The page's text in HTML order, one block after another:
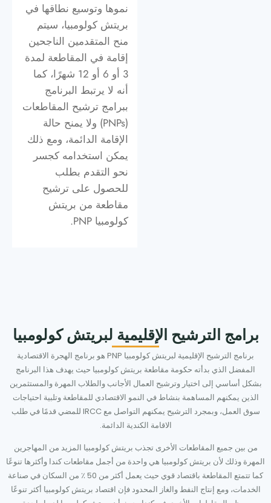
نموها وتوسيع نطاقها في
بريتش كولومبيا، سيتم
منح المتقدمين الناجحين
إقامة في المقاطعة لمدة
3 أو 6 أو 12 شهرًا، كما
أنه لا يرتبط البرنامج
ببرامج ترشيح المقاطعات
(PNPs) ولا يمنح حالة
الإقامة الدائمة، ومع ذلك
يمكن استخدامه كجسر
نحو التقدم بطلب
للحصول على ترشيح
مقاطعة من بريتش
كولومبيا PNP.
برامج الترشيح الإقليمية لبريتش كولومبيا
برنامج الترشيح الإقليمية لبريتش كولومبيا PNP هو برنامج الهجرة الاقتصادية
المفضل الذي بدأته حكومة مقاطعة بريتش كولومبيا حيث يهدف هذا البرنامج
بشكل أساسي إلى اختيار وترشيح العمال الأجانب والطلاب المهرة والمستثمرين
الذين يمكنهم المساهمة بنشاط في النمو الاقتصادي للمقاطعة وتلبية احتياجات
سوق العمل، وبمجرد الترشيح يمكنهم التواصل مع IRCC للمضي قدمًا في طلب
الاقامة الكندية الدائمة.
من بين جميع المقاطعات الأخرى تجذب بريتش كولومبيا المزيد من المهاجرين
المهرة وذلك لأن بريتش كولومبيا هي واحدة من أجمل مقاطعات كندا وأكثرها تنوعًا
كما تتمتع المقاطعة باقتصاد قوي حيث يعمل أكثر من 50 ٪ من السكان في صناعة
الخدمات، ومع إنتاج النفط والغاز المحدود فإن اقتصاد بريتش كولومبيا أكثر تنوعًا